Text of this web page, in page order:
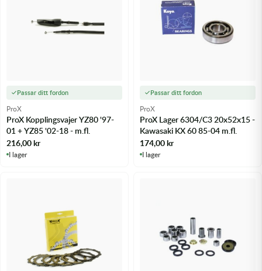
Passar ditt fordon
ProX
ProX Kopplingsvajer YZ80 '97-
01 + YZ85 '02-18 - m.fl.
216,00kr
I lager
Passar ditt fordon
ProX
ProX Lager 6304/C3 20x52x15 -
Kawasaki KX 60 85-04 m.fl.
174,00kr
I lager